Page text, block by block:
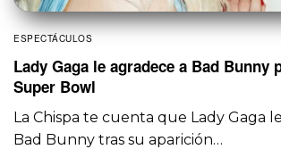
ESPECTÁCULOS
Lady Gaga le agradece a Bad Bunny
Super Bowl
La Chispa te cuenta que Lady Gaga
Bad Bunny tras su aparición…